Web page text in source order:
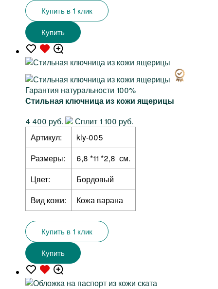
Купить в 1 клик
Купить
Гарантия натуральности 100%
Стильная ключница из кожи ящерицы
4 400 руб.
Сплит 1 100 руб.
Артикул:
kly-005
Размеры:
6,8 *11 *2,8 см.
Цвет:
Бордовый
Вид кожи:
Кожа варана
Купить в 1 клик
Купить